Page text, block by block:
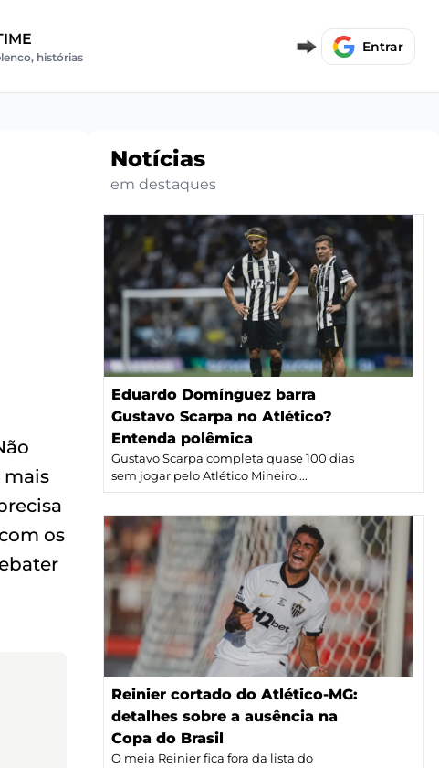
histórias
Entrar
mais
os
Notícias
em destaques
Eduardo Domínguez barra
Gustavo Scarpa no Atlético?
Entenda polêmica
Gustavo Scarpa completa quase 100 dias
sem jogar pelo Atlético Mineiro....
Reinier cortado do Atlético-MG:
detalhes sobre a ausência na
Copa do Brasil
O meia Reinier fica fora da lista do